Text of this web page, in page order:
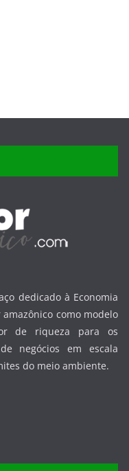
dedicado à Economia
como modelo
de riqueza para os
negócios em escala
do meio ambiente.